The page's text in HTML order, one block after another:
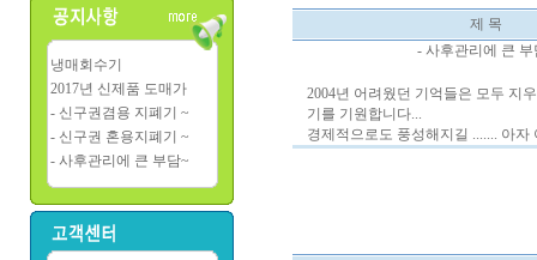
냉매회수기
2017년 신제품 도매가
- 신구권겸용 지폐기 ~
- 신구권 혼용지폐기 ~
- 사후관리에 큰 부담~
제 목
- 사후관리에 큰 부
2004년 어려웠던 기억들은 모두 지
기를 기원합니다...
경제적으로도 풍성해지길 ....... 아